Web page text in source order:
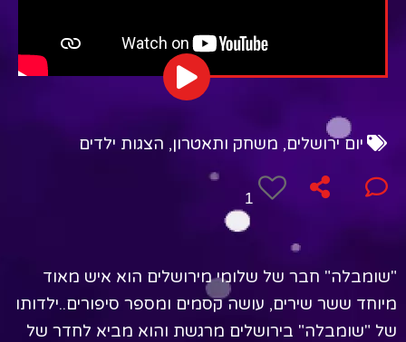
יום ירושלים, משחק ותאטרון, הצגות ילדים
1
"שומבלה" חבר של שלומי מירושלים הוא איש מאוד
מיוחד ששר שירים, עושה קסמים ומספר סיפורים..ילדותו
של "שומבלה" בירושלים מרגשת והוא מביא לחדר של